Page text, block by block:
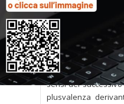
principale dal
prima che siano
conclusione
assoggettata a
all’art. 67,
derivante da tale
sensi del
plusvalenza